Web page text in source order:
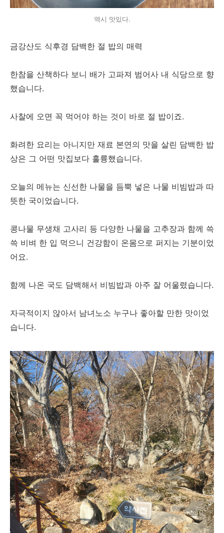
역시 맛있다.
금강산도 식후경 담백한 절 밥의 매력
한참을 산책하다 보니 배가 고파져 범어사 내 식당으로 향
했습니다.
사찰에 오면 꼭 먹어야 하는 것이 바로 절 밥이죠.
화려한 요리는 아니지만 재료 본연의 맛을 살린 담백한 밥
상은 그 어떤 맛집보다 훌륭했습니다.
오늘의 메뉴는 신선한 나물을 듬뿍 넣은 나물 비빔밥과 따
뜻한 국이었습니다.
콩나물 무생채 고사리 등 다양한 나물을 고추장과 함께 쓱
쓱 비벼 한 입 먹으니 건강함이 온몸으로 퍼지는 기분이었
어요.
함께 나온 국도 담백해서 비빔밥과 아주 잘 어울렸습니다.
자극적이지 않아서 남녀노소 누구나 좋아할 만한 맛이었
습니다.